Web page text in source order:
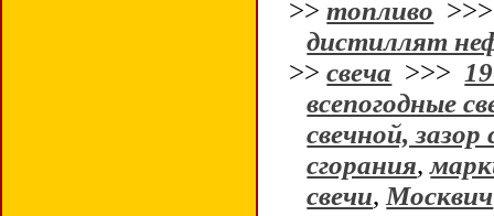
>>топливо
дистиллят
>>свеча >>>
всепогодные
свечной, зазор
сгорания,
свечи, Москвич